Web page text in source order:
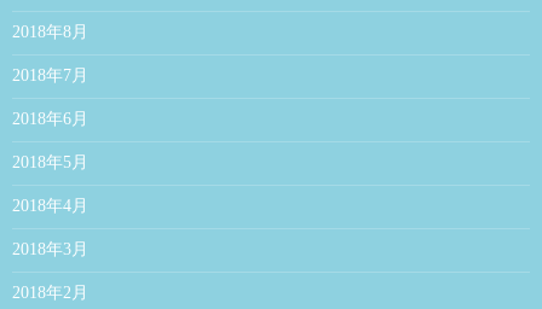
2018年8月
2018年7月
2018年6月
2018年5月
2018年4月
2018年3月
2018年2月